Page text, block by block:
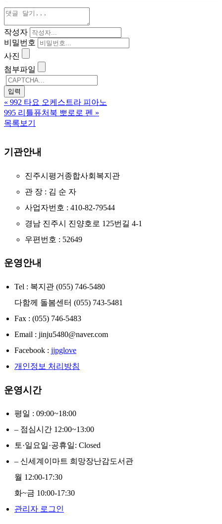
작성자
비밀번호
사진
첨부파일
« 992 타요 오케스트라 피아노
995 리틀퓨처북 뽀로로 펜 »
목록보기
기관안내
진주시평거종합사회복지관
관 장 : 김 순 자
사업자번호 : 410-82-79544
경남 진주시 진양호로 125번길 4-1
우편번호 : 52649
운영안내
Tel : 복지관 (055) 746-5480
다함께 돌봄센터 (055) 743-5481
Fax : (055) 746-5483
Email : jinju5480@naver.com
Facebook : jjpglove
개인정보 처리방침
운영시간
평일 : 09:00~18:00
– 점심시간 12:00~13:00
토·일요일·공휴일: Closed
– 신세계이마트 희망장난감도서관
월 12:00-17:30
화~금 10:00-17:30
관리자 로그인